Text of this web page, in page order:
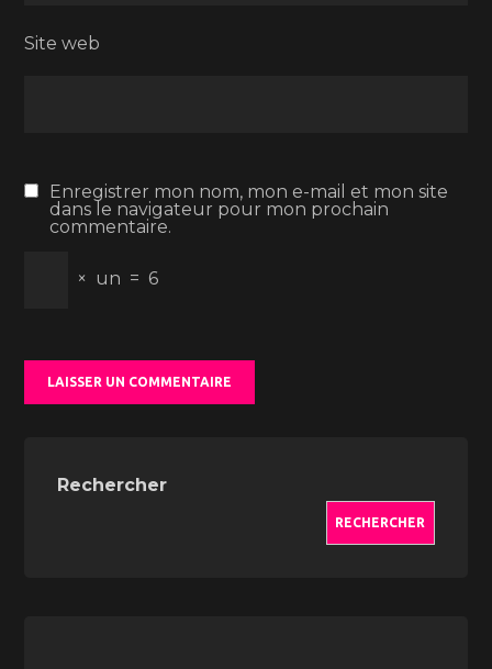
Site web
Enregistrer mon nom, mon e-mail et mon site
dans le navigateur pour mon prochain
commentaire.
× un = 6
Rechercher
RECHERCHER